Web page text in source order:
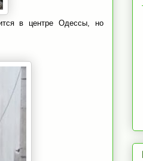
в центре Одессы, но